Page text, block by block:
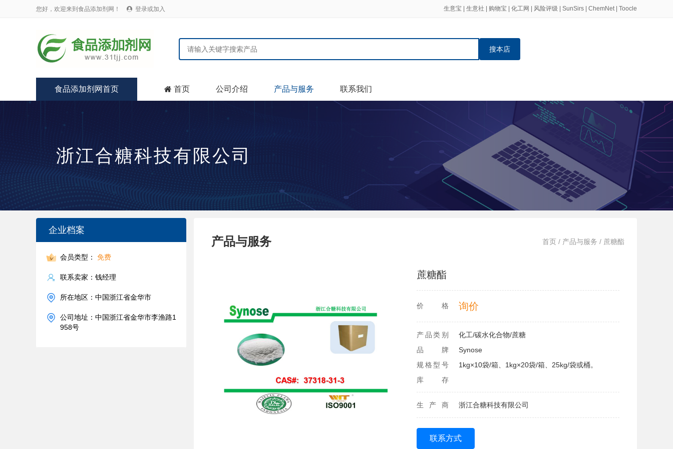
您好，欢迎来到食品添加剂网！  登录或加入 生意宝 生意社 购物宝 化工网 风险评级 SunSirs ChemNet| Toocle
搜本店
食品添加剂网首页  首页 公司介绍 产品与服务 联系我们
浙江合糖科技有限公司
企业档案
会员类型： 免费
联系卖家：钱经理
所在地区：中国浙江省金华市
公司地址：中国浙江省金华市李渔路1
958号
首页 / 产品与服务 / 蔗糖酯
产品与服务
蔗糖酯
价格 询价
产品类别
化工/碳水化合物/蔗糖
品牌
Synose
规格型号
1kg×10袋/箱、1kg×20袋/箱、25kg/袋或桶。
库存
生产商 浙江合糖科技有限公司
联系方式